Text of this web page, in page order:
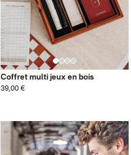
Coffret multi jeux en bois
39,00 €